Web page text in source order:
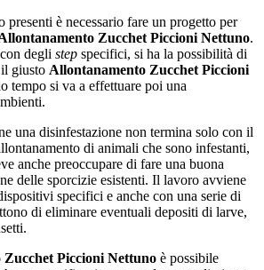
presenti è necessario fare un progetto per
Zucchet Piccioni Nettuno.
degli step specifici, si ha la possibilità di
giusto Allontanamento Zucchet Piccioni
tempo si va a effettuare poi una
una disinfestazione non termina solo con il
di animali che sono infestanti,
anche preoccupare di fare una buona
delle sporcizie esistenti. Il lavoro avviene
specifici e anche con una serie di
di eliminare eventuali depositi di larve,
Piccioni Nettuno è possibile